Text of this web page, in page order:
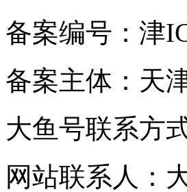
备案编号：津
备案主体：天
大鱼号联系方
网站联系人：